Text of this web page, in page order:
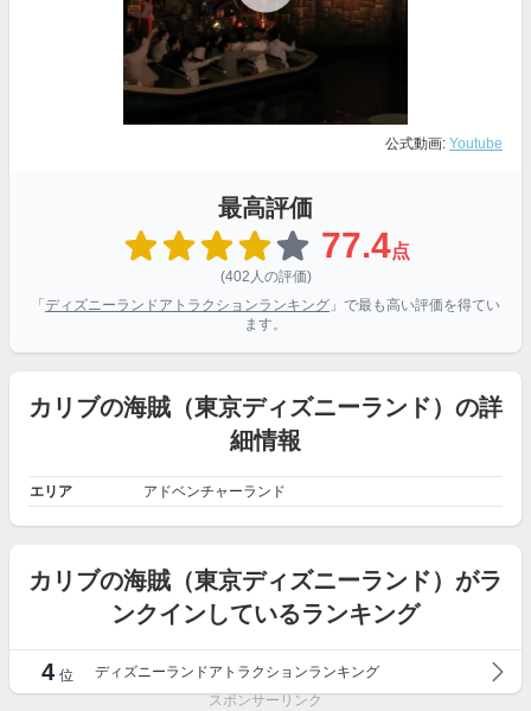
公式動画: Youtube
最高評価
77.4点
(402人の評価)
「 ディズニーランドアトラクションランキング 」で最も高い評価を得てい
ます。
カリブの海賊（東京ディズニーランド）の詳
細情報
エリア アドベンチャーランド
カリブの海賊（東京ディズニーランド）がラ
ンクインしているランキング
4 位
ディズニーランドアトラクションランキング
スポンサーリンク